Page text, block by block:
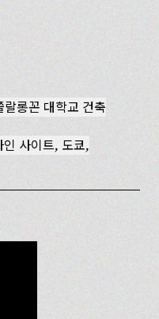
랄롱꼰 대학교 건축
인 사이트, 도쿄,